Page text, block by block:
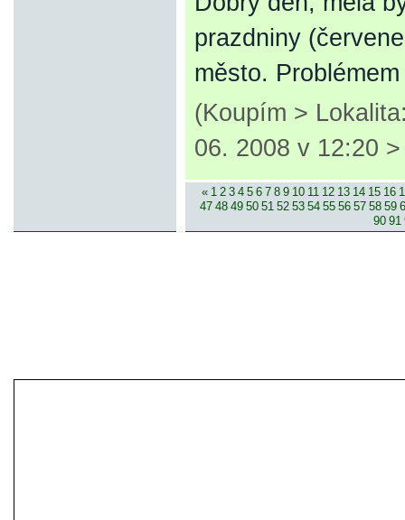
prazdniny
město.
(Koupím >
06. 2008 v 12:20
« 1 2 3 4 5 6 7 8 9 10 11 12 13 14 15 16
47 48 49 50 51 52 53 54 55 56 57 58 59
90 91